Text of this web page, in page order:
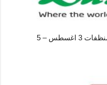
عروض لولو قطر اليوم مهرجان المنظفات 3 اغسطس – 5